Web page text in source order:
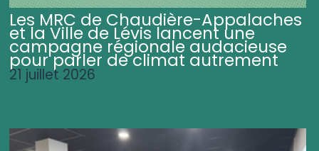
Les MRC de Chaudière-Appalaches
et la Ville de Lévis lancent une
campagne régionale audacieuse
pour parler de climat autrement
21 juillet 2026